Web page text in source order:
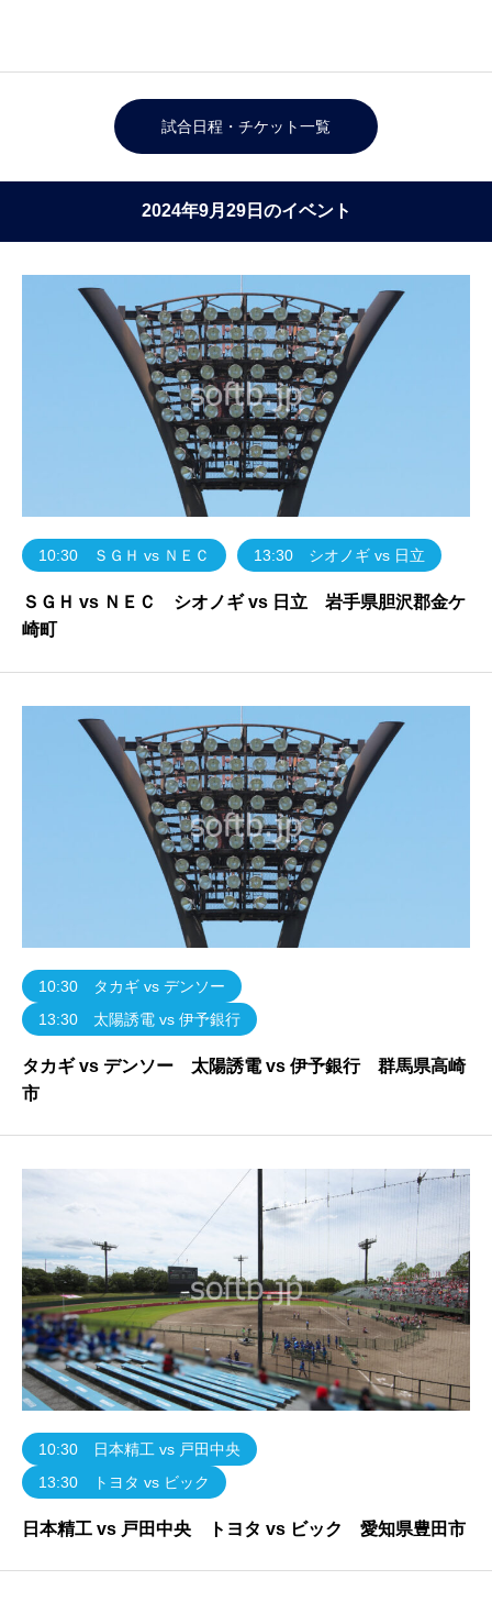
試合日程・チケット一覧
2024年9月29日のイベント
10:30 ＳＧＨ vs ＮＥＣ 13:30 シオノギ vs 日立
ＳＧＨ vs ＮＥＣ シオノギ vs 日立 岩手県胆沢郡金ケ
崎町
10:30 タカギ vs デンソー
13:30 太陽誘電 vs 伊予銀行
タカギ vs デンソー 太陽誘電 vs 伊予銀行 群馬県高崎
市
10:30 日本精工 vs 戸田中央
13:30 トヨタ vs ビック
日本精工 vs 戸田中央 トヨタ vs ビック 愛知県豊田市